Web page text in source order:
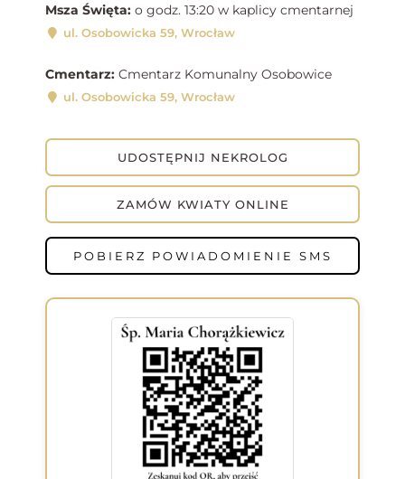
Msza Święta: o godz. 13:20 w kaplicy cmentarnej
ul. Osobowicka 59, Wrocław
Cmentarz: Cmentarz Komunalny Osobowice
ul. Osobowicka 59, Wrocław
UDOSTĘPNIJ NEKROLOG
ZAMÓW KWIATY ONLINE
POBIERZ POWIADOMIENIE SMS